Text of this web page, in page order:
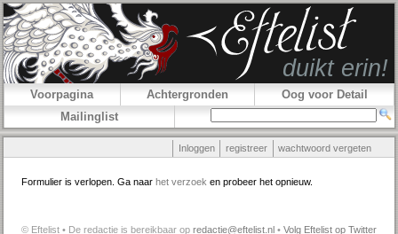
Voorpagina Achtergronden
Oog voor Detail
Mailinglist
Inloggen registreer wachtwoord vergeten
Formulier is verlopen. Ga naar het verzoek en probeer het opnieuw.
© Eftelist • De redactie is bereikbaar op redactie@eftelist.nl • Volg Eftelist op Twitter